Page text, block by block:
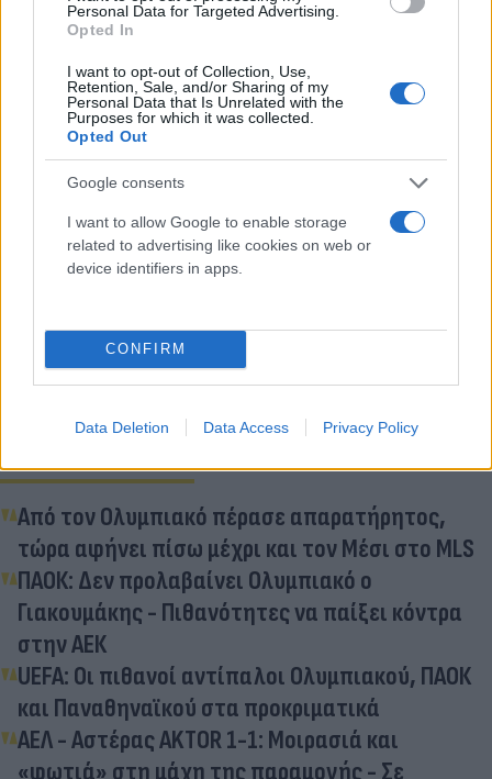
Personal Data for Targeted Advertising.
Opted In
I want to opt-out of Collection, Use,
Retention, Sale, and/or Sharing of my
Personal Data that Is Unrelated with the
Purposes for which it was collected.
Opted Out
Google consents
I want to allow Google to enable storage
related to advertising like cookies on web or
device identifiers in apps.
CONFIRM
Data Deletion Data Access Privacy Policy
Κάνε κλικ και δες περισσότερο
Από τον Ολυμπιακό πέρασε απαρατήρητος,
τώρα αφήνει πίσω μέχρι και τον Μέσι στο MLS
ΠΑΟΚ: Δεν προλαβαίνει Ολυμπιακό ο
Γιακουμάκης - Πιθανότητες να παίξει κόντρα
στην ΑΕΚ
UEFA: Οι πιθανοί αντίπαλοι Ολυμπιακού, ΠΑΟΚ
και Παναθηναϊκού στα προκριματικά
ΑΕΛ - Αστέρας AKTOR 1-1: Μοιρασιά και
«φωτιά» στη μάχη της παραμονής - Σε